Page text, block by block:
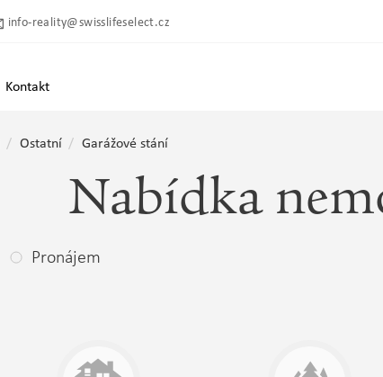
info-reality@swisslifeselect.cz
Kontakt
Ostatní Garážové stání
Nabídka
Pronájem